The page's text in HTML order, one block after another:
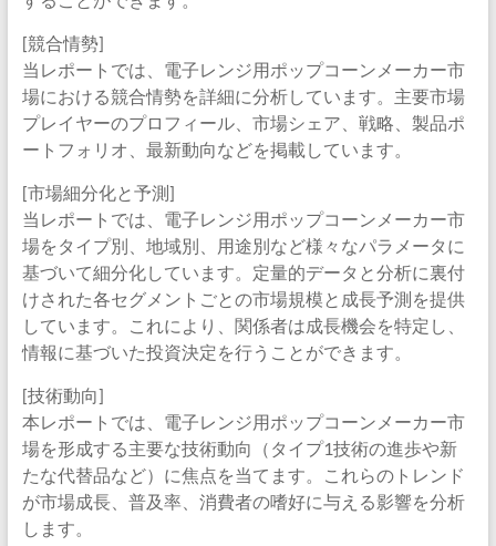
[競合情勢]
当レポートでは、電子レンジ用ポップコーンメーカー市
場における競合情勢を詳細に分析しています。主要市場
プレイヤーのプロフィール、市場シェア、戦略、製品ポ
ートフォリオ、最新動向などを掲載しています。
[市場細分化と予測]
当レポートでは、電子レンジ用ポップコーンメーカー市
場をタイプ別、地域別、用途別など様々なパラメータに
基づいて細分化しています。定量的データと分析に裏付
けされた各セグメントごとの市場規模と成長予測を提供
しています。これにより、関係者は成長機会を特定し、
情報に基づいた投資決定を行うことができます。
[技術動向]
本レポートでは、電子レンジ用ポップコーンメーカー市
場を形成する主要な技術動向（タイプ1技術の進歩や新
たな代替品など）に焦点を当てます。これらのトレンド
が市場成長、普及率、消費者の嗜好に与える影響を分析
します。